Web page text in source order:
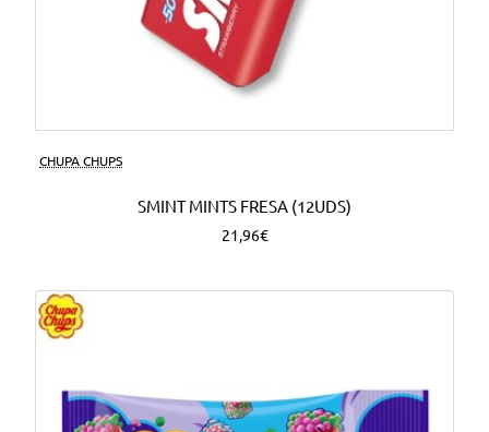
CHUPA CHUPS
SMINT MINTS FRESA (12UDS)
21,96€